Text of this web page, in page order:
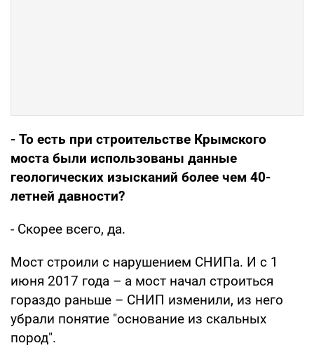
- То есть при строительстве Крымского
моста были использованы данные
геологических изысканий более чем 40-
летней давности?
- Скорее всего, да.
Мост строили с нарушением СНИПа. И с 1
июня 2017 года – а мост начал строиться
гораздо раньше – СНИП изменили, из него
убрали понятие "основание из скальных
пород".